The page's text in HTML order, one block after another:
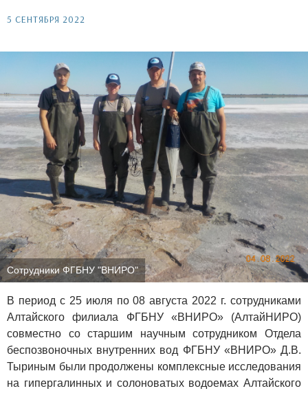
5 СЕНТЯБРЯ 2022
Сотрудники ФГБНУ "ВНИРО"
В период с 25 июля по 08 августа 2022 г. сотрудниками
Алтайского филиала ФГБНУ «ВНИРО» (АлтайНИРО)
совместно со старшим научным сотрудником Отдела
беспозвоночных внутренних вод ФГБНУ «ВНИРО» Д.В.
Тыриным были продолжены комплексные исследования
на гипергалинных и солоноватых водоемах Алтайского